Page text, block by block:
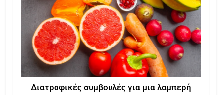
Διατροφικές συμβουλές για μια λαμπερή